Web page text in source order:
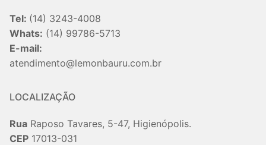
Tel: (14) 3243-4008
Whats: (14) 99786-5713
E-mail:
atendimento@lemonbauru.com.br
LOCALIZAÇÃO
Rua Raposo Tavares, 5-47, Higienópolis.
CEP 17013-031